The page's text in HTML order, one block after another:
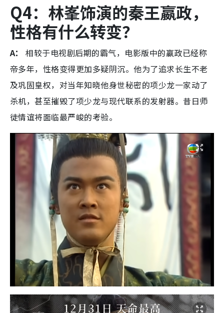
Q4：林峯饰演的秦王嬴政，
性格有什么转变？
A：
相较于电视剧后期的霸气，电影版中的嬴政已经称
帝多年，性格变得更加多疑阴沉。他为了追求长生不老
及巩固皇权，对当年知晓他身世秘密的项少龙一家动了
杀机，甚至摧毁了项少龙与现代联系的发射器。昔日师
徒情谊将面临最严峻的考验。